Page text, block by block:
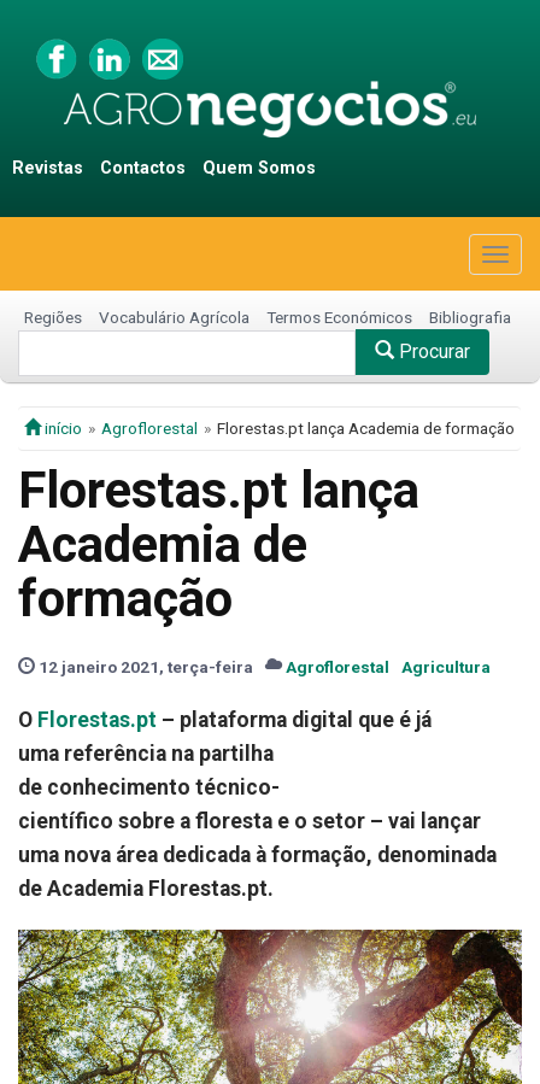
Revistas Contactos Quem Somos
Regiões Vocabulário Agrícola Termos Económicos Bibliografia
Procurar
início Agroflorestal Florestas.pt lança Academia de formação
Florestas.pt lança
Academia de
formação
12 janeiro 2021, terça-feira Agroflorestal Agricultura
O Florestas.pt – plataforma digital que é já
uma referência na partilha
de conhecimento técnico-
científico sobre a floresta e o setor – vai lançar
uma nova área dedicada à formação, denominada
de Academia Florestas.pt.